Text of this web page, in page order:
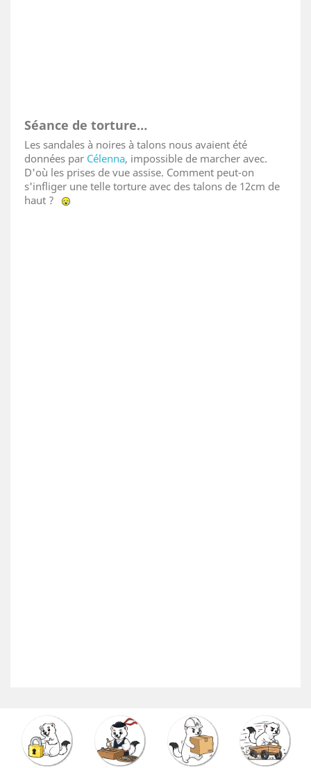
Séance de torture…
Les sandales à noires à talons nous avaient été
données par Célenna, impossible de marcher avec.
D'où les prises de vue assise. Comment peut-on
s'infliger une telle torture avec des talons de 12cm de
haut ?